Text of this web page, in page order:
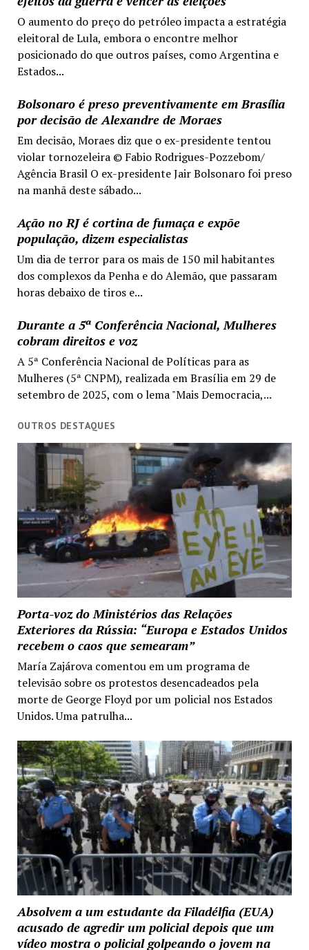
O aumento do preço do petróleo impacta a estratégia
eleitoral de Lula, embora o encontre melhor
posicionado do que outros países, como Argentina e
Estados...
Bolsonaro é preso preventivamente em Brasília
por decisão de Alexandre de Moraes
Em decisão, Moraes diz que o ex-presidente tentou
violar tornozeleira © Fabio Rodrigues-Pozzebom/
Agência Brasil O ex-presidente Jair Bolsonaro foi preso
na manhã deste sábado...
Ação no RJ é cortina de fumaça e expõe
população, dizem especialistas
Um dia de terror para os mais de 150 mil habitantes
dos complexos da Penha e do Alemão, que passaram
horas debaixo de tiros e...
Durante a 5ª Conferência Nacional, Mulheres
cobram direitos e voz
A 5ª Conferência Nacional de Políticas para as
Mulheres (5ª CNPM), realizada em Brasília em 29 de
setembro de 2025, com o lema "Mais Democracia,...
OUTROS DESTAQUES
Porta-voz do Ministérios das Relações
Exteriores da Rússia: “Europa e Estados Unidos
recebem o caos que semearam”
María Zajárova comentou em um programa de
televisão sobre os protestos desencadeados pela
morte de George Floyd por um policial nos Estados
Unidos. Uma patrulha...
Absolvem a um estudante da Filadélfia (EUA)
acusado de agredir um policial depois que um
vídeo mostra o policial golpeando o jovem na